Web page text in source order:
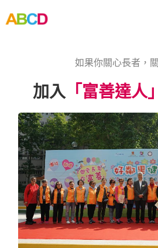
如果你關心長者，
加入「富善達人」